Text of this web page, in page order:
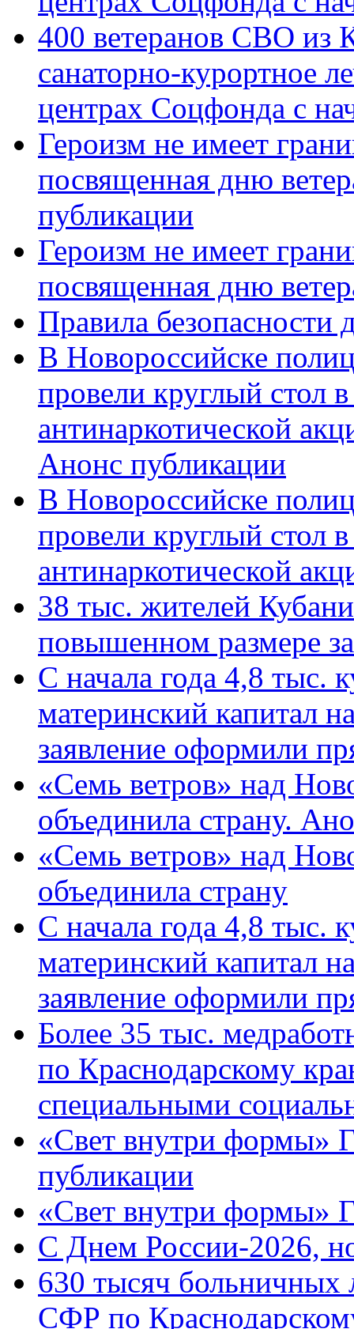
400 ветеранов СВО из
санаторно-курортное
центрах Соцфонда с
Героизм не имеет
посвященная дню
публикации
Героизм не имеет
посвященная дню
Правила безопасности
В Новороссийске
провели круглый стол
антинаркотической
Анонс публикации
В Новороссийске
провели круглый стол
антинаркотической
38 тыс. жителей
повышенном размере
С начала года 4,8 тыс.
материнский капитал
заявление оформили
«Семь ветров» над
объединила страну.
«Семь ветров» над
объединила страну
С начала года 4,8 тыс.
материнский капитал
заявление оформили
Более 35 тыс.
по Краснодарскому
специальными
«Свет внутри формы»
публикации
«Свет внутри формы»
C Днем России-2026,
630 тысяч больничных
СФР по